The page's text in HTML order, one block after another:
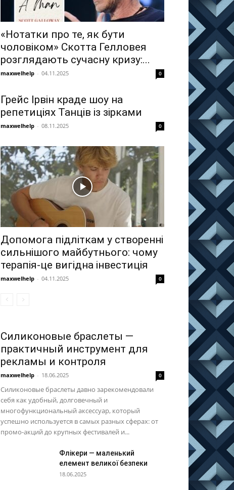
«Нотатки про те, як бути
чоловіком» Скотта Гелловея
розглядають сучасну кризу:...
maxwelhelp - 04.11.2025 0
Грейс Ірвін краде шоу на
репетиціях Танців із зірками
maxwelhelp - 08.11.2025 0
Допомога підліткам у створенні
сильнішого майбутнього: чому
терапія-це вигідна інвестиція
maxwelhelp - 04.11.2025 0
Силиконовые браслеты —
практичный инструмент для
рекламы и контроля
maxwelhelp - 18.06.2025 0
Силиконовые браслеты давно зарекомендовали
себя как удобный, долговечный и
многофункциональный аксессуар, который
успешно используется в самых разных сферах: от
промо-акций до крупных фестивалей и...
Флікери — маленький
елемент великої безпеки
18.06.2025